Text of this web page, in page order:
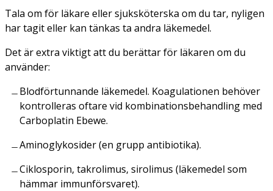
Tala om för läkare eller sjuksköterska om du tar, nyligen
har tagit eller kan tänkas ta andra läkemedel.
Det är extra viktigt att du berättar för läkaren om du
använder:
Blodförtunnande läkemedel. Koagulationen behöver
kontrolleras oftare vid kombinationsbehandling med
Carboplatin Ebewe.
Aminoglykosider (en grupp antibiotika).
Ciklosporin, takrolimus, sirolimus (läkemedel som
hämmar immunförsvaret).